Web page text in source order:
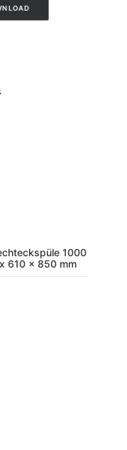
1000
x 610 x 850 mm